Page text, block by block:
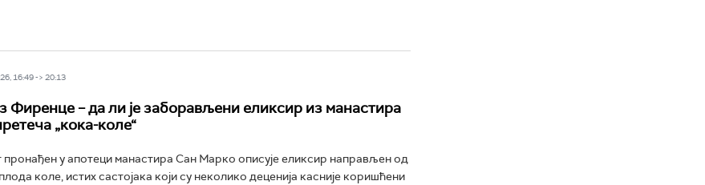
16:49 -> 20:13
Фиренце – да ли је заборављени еликсир из манастира
„кока-коле“
у апотеци манастира Сан Марко описује еликсир направљен од
коле, истих састојака који су неколико деценија касније коришћени